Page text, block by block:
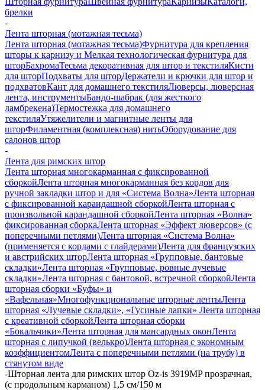
брелки
-
Лента шторная (мотажная тесьма)
Лента шторная (мотажная тесьма)Фурнитура для крепления
шторы к карнизу и Мелкая технологическая фурнитура для
шторБахромаТесьма декоративная для штор и текстиляКисти
для шторПодхваты для шторДержатели и крючки для штор и
подхватовКант для домашнего текстиляЛюверсы, люверсная
лента, инструментыБандо-шабрак (для жесткого
ламбрекена)Термостежка для домашнего
текстиляУтяжелители и магнитные ленты для
шторФиламентная (комплексная) нитьОборудование для
салонов штор
-
Лента для римских штор
Лента шторная многокарманная с фиксированной
сборкойЛента шторная многокарманная без кордов для
ручной закладки штор и для «Система Волна»Лента шторная
с фиксированной карандашной сборкойЛента шторная с
произвольной карандашной сборкойЛента шторная «Волна»
фиксированная сборкаЛента шторная «Эффект люверсов» (с
поперечными петлями)Лента шторная «Система Волна»
(применяется с кордами с глайдерами)Лента для французских
и австрийских шторЛента шторная «Групповые, бантовые
складки»Лента шторная «Групповые, ровные лучевые
складки»Лента шторная с бантовой, встречной сборкойЛента
шторная сборки «Буфы» и
«Вафельная»Многофункциональные шторные лентыЛента
шторная «Лучевые складки», «Гусиные лапки» Лента шторная
с креативной сборкойЛента шторная сборки
«Бокальчики»Лента шторная для мансардных оконЛента
шторная с липучкой (велькро)Лента шторная с экономным
коэффициентомЛента с поперечными петлями (на трубу) в
стянутом виде
-Шторная лента для римских штор Oz-is 3919MP прозрачная,
(с продольным карманом) 1,5 см/150 м